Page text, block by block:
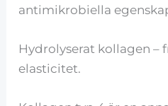
antimikrobiella
Hydrolyserat kollagen –
elasticitet.